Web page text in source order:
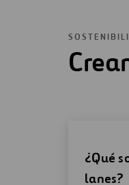
¿Qué
lanes?